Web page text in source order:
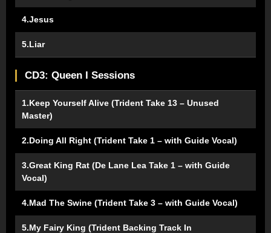
4.Jesus
5.Liar
CD3: Queen I Sessions
1.Keep Yourself Alive (Trident Take 13 – Unused
Master)
2.Doing All Right (Trident Take 1 – with Guide Vocal)
3.Great King Rat (De Lane Lea Take 1 – with Guide
Vocal)
4.Mad The Swine (Trident Take 3 – with Guide Vocal)
5.My Fairy King (Trident Backing Track In